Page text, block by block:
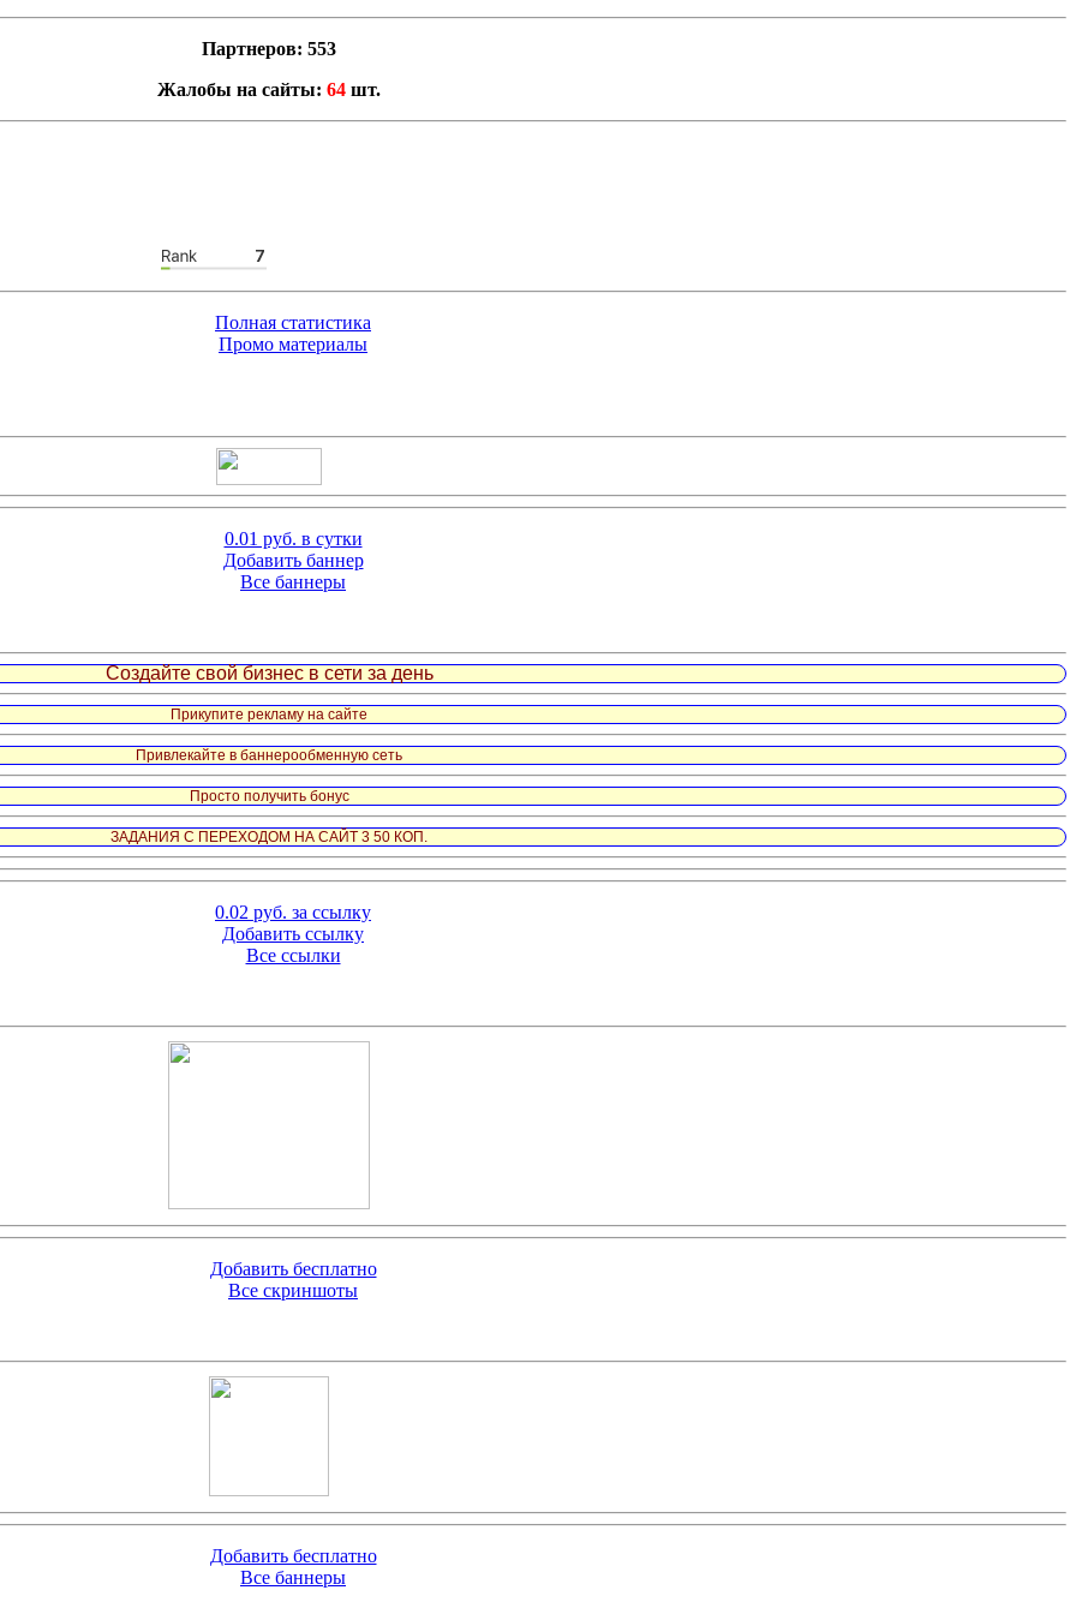
Партнеров: 553
Жалобы на сайты: 64 шт.
Полная статистика
Промо материалы
0.01 руб. в сутки
Добавить баннер
Все баннеры
Создайте свой бизнес в сети за день
Прикупите рекламу на сайте
Привлекайте в баннерообменную сеть
Просто получить бонус
ЗАДАНИЯ С ПЕРЕХОДОМ НА САЙТ 3 50 КОП.
0.02 руб. за ссылку
Добавить ссылку
Все ссылки
Добавить бесплатно
Все скриншоты
Добавить бесплатно
Все баннеры